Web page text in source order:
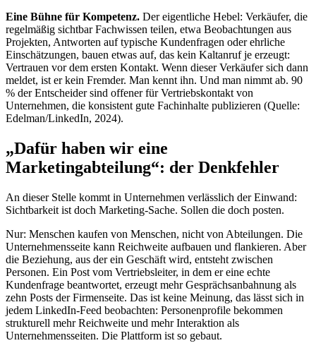
Eine Bühne für Kompetenz. Der eigentliche Hebel: Verkäufer, die
regelmäßig sichtbar Fachwissen teilen, etwa Beobachtungen aus
Projekten, Antworten auf typische Kundenfragen oder ehrliche
Einschätzungen, bauen etwas auf, das kein Kaltanruf je erzeugt:
Vertrauen vor dem ersten Kontakt. Wenn dieser Verkäufer sich dann
meldet, ist er kein Fremder. Man kennt ihn. Und man nimmt ab. 90
% der Entscheider sind offener für Vertriebskontakt von
Unternehmen, die konsistent gute Fachinhalte publizieren (Quelle:
Edelman/LinkedIn, 2024).
„Dafür haben wir eine
Marketingabteilung“: der Denkfehler
An dieser Stelle kommt in Unternehmen verlässlich der Einwand:
Sichtbarkeit ist doch Marketing-Sache. Sollen die doch posten.
Nur: Menschen kaufen von Menschen, nicht von Abteilungen. Die
Unternehmensseite kann Reichweite aufbauen und flankieren. Aber
die Beziehung, aus der ein Geschäft wird, entsteht zwischen
Personen. Ein Post vom Vertriebsleiter, in dem er eine echte
Kundenfrage beantwortet, erzeugt mehr Gesprächsanbahnung als
zehn Posts der Firmenseite. Das ist keine Meinung, das lässt sich in
jedem LinkedIn-Feed beobachten: Personenprofile bekommen
strukturell mehr Reichweite und mehr Interaktion als
Unternehmensseiten. Die Plattform ist so gebaut.